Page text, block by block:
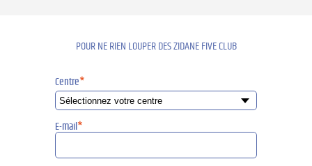
POUR NE RIEN LOUPER DES ZIDANE FIVE CLUB
Centre*
E-mail *